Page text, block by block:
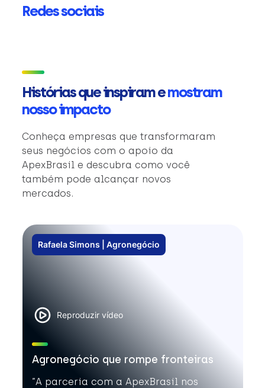
Redes sociais
Histórias que inspiram emostram
nosso impacto
Conheça empresas que transformaram
seus negócios com o apoio da
ApexBrasil e descubra como você
também pode alcançar novos
mercados.
Rafaela Simons | Agronegócio
Reproduzir vídeo
Agronegócio que rompe fronteiras
”A parceria com a ApexBrasil nos